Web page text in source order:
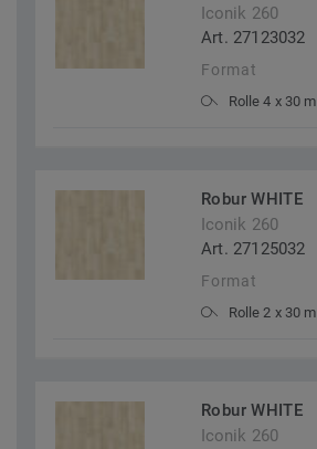
Iconik 260
Art. 27123032
Format
Rolle 4 x 30 m
Robur WHITE
Iconik 260
Art. 27125032
Format
Rolle 2 x 30 m
Robur WHITE
Iconik 260